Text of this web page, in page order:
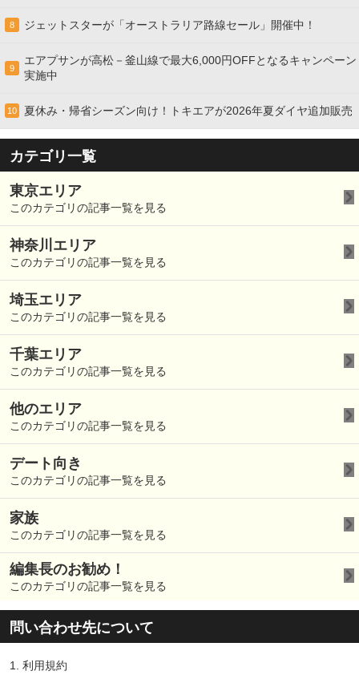
8 ジェットスターが「オーストラリア路線セール」開催中！
9
エアプサンが高松－釜山線で最大6,000円OFFとなるキャンペーン
実施中
10 夏休み・帰省シーズン向け！トキエアが2026年夏ダイヤ追加販売
カテゴリ一覧
東京エリア
このカテゴリの記事一覧を見る
神奈川エリア
このカテゴリの記事一覧を見る
埼玉エリア
このカテゴリの記事一覧を見る
千葉エリア
このカテゴリの記事一覧を見る
他のエリア
このカテゴリの記事一覧を見る
デート向き
このカテゴリの記事一覧を見る
家族
このカテゴリの記事一覧を見る
編集長のお勧め！
このカテゴリの記事一覧を見る
問い合わせ先について
1. 利用規約